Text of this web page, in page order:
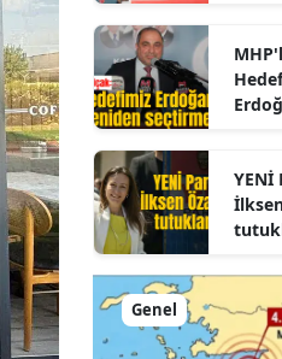
YENİ
Genel